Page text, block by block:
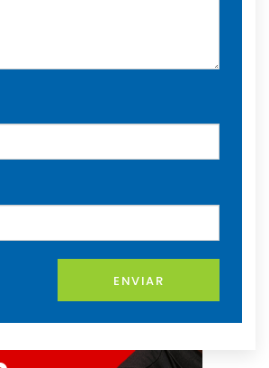
ENVIAR